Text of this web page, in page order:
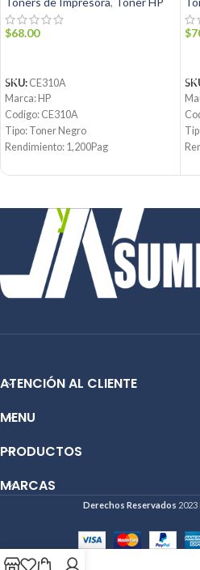
$68.00
SKU: CE310A
Marca: HP
Codigo: CE310A
Tipo: Toner Negro
Rendimiento: 1,200Pag
Producto: Origina
📱WhatsApp: 51 991 864 930
$
📱
ATENCIÓN AL CLIENTE
MENU
PRODUCTOS
MARCAS
Derechos Reservados